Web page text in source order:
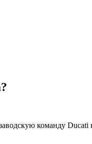
команду